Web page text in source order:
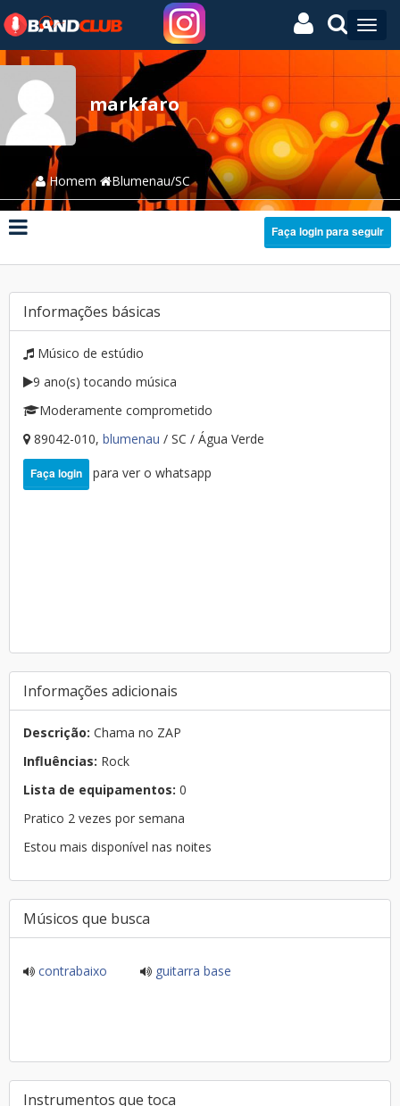
markfaro
Homem Blumenau/SC
Faça login para seguir
Informações básicas
Músico de estúdio
9 ano(s) tocando música
Moderamente comprometido
89042-010, blumenau / SC / Água Verde
Faça login para ver o whatsapp
Informações adicionais
Descrição: Chama no ZAP
Influências: Rock
Lista de equipamentos: 0
Pratico 2 vezes por semana
Estou mais disponível nas noites
Músicos que busca
contrabaixo guitarra base
Instrumentos que toca